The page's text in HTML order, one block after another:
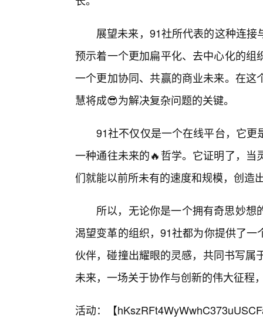
展望未来，91社所代表的这种连
预示着一个更加扁平化、去中心化的
一个更加协同、共赢的商业未来。在
慧将成😎为解决复杂问题的关键。
91社不仅仅是一个在线平台，它
一种通往未来的🔥哲学。它证明了，
们就能以前所未有的速度和规模，创造
所以，无论你是一个拥有奇思妙
渴望变革的组织，91社都为你提供了
伙伴，碰撞出耀眼的灵感，共同书写
未来，一场关于协作与创新的伟大征程
活动：【